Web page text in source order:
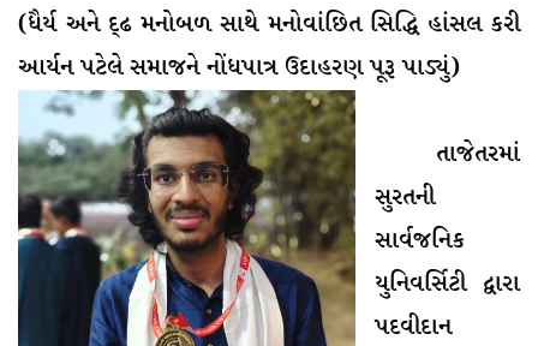
(ધૈર્ય અને દ્ઢ મનોબળ સાથે મનોવાંછિત સિદ્ધિ હાંસલ કરી
આર્યન પટેલે સમાજને નોંધપાત્ર ઉદાહરણ પૂરૂ પાડ્યું)
તાજેતરમાં
સુરતની
સાર્વજનિક
યુનિવર્સિટી દ્વારા
પદવીદાન